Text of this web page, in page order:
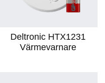
Deltronic HTX1231
Värmevarnare